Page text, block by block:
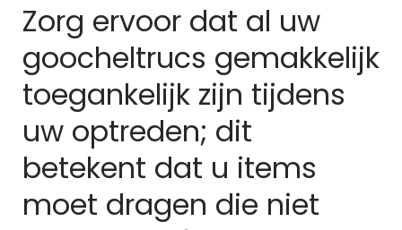
Zorg ervoor dat al uw
goocheltrucs gemakkelijk
toegankelijk zijn tijdens
uw optreden; dit
betekent dat u items
moet dragen die niet